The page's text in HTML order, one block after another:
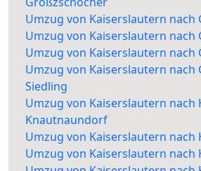
Umzug von Kaiserslautern
Umzug von Kaiserslautern nach
Umzug von Kaiserslautern nach
Umzug von Kaiserslautern nach
Siedling
Umzug von Kaiserslautern
Knautnaundorf
Umzug von Kaiserslautern nach
Umzug von Kaiserslautern nach